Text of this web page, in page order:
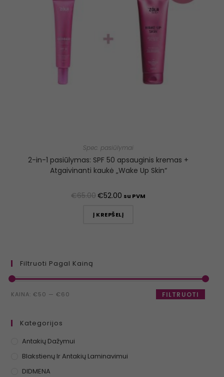
Spec. pasiūlymai
2-in-1 pasiūlymas: SPF 50 apsauginis kremas +
Atgaivinanti kaukė „Wake Up Skin“
€65.00€52.00 su PVM
Į KREPŠELĮ
Filtruoti Pagal Kainą
FILTRUOTI
KAINA: €50 — €60
Kategorijos
Antakių Dažymui
Blakstienų Ir Antakių Laminavimui
DIDMENA